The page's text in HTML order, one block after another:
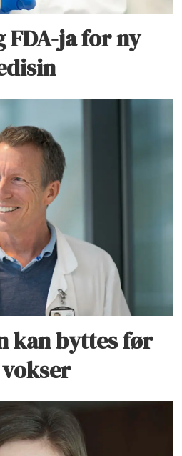
FDA-ja for ny
kan byttes før